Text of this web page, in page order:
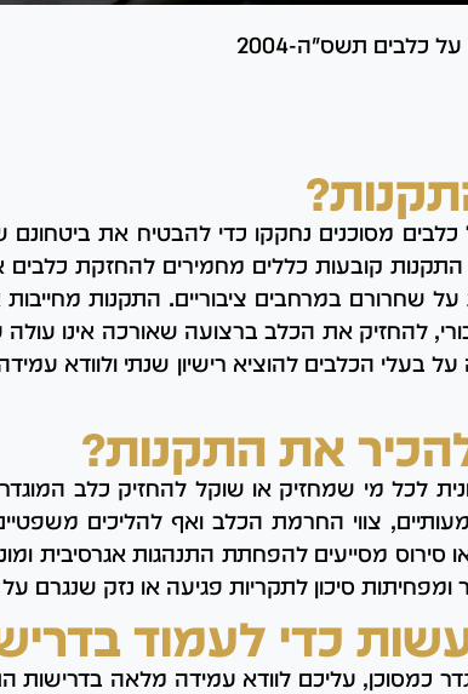
כלבים תשס"ה-2004
מסוכנים נחקקו כדי להבטיח את ביטחונם
התקנות קובעות כללים מחמירים להחזקת כלבים
על שחרורם במרחבים ציבוריים. התקנות
להחזיק את הכלב ברצועה שאורכה אינו
בעלי הכלבים להוציא רישיון שנתי ולוודא
את התקנות?
לכל מי שמחזיק או שוקל להחזיק כלב
צווי החרמת הכלב ואף להליכים
מסייעים להפחתת התנהגות אגרסיבית
סיכון לתקריות פגיעה או נזק שנגרם על
כדי לעמוד
כמסוכן, עליכם לוודא עמידה מלאה בדרישות